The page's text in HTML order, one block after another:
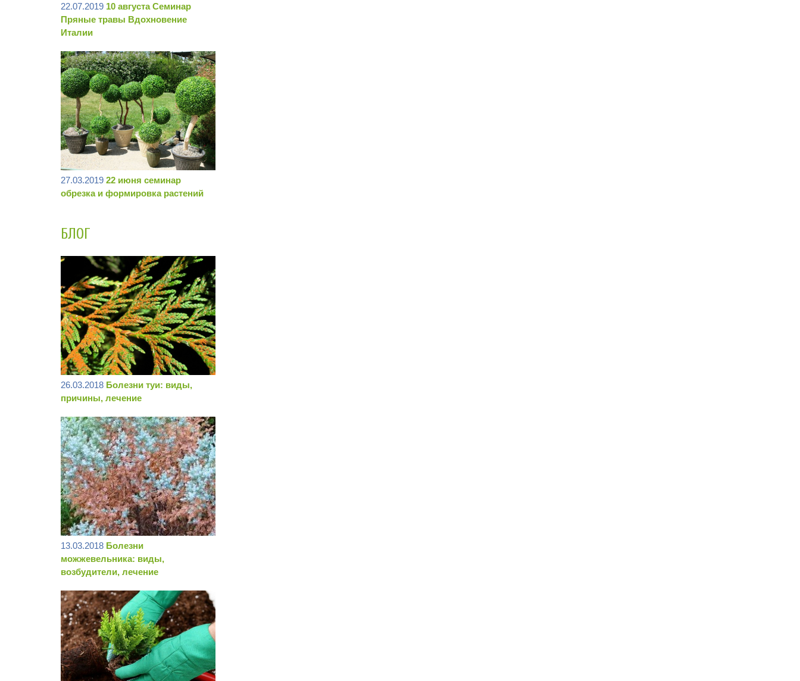
22.07.2019 10 августа Семинар
Пряные травы Вдохновение
Италии
27.03.2019 22 июня семинар
обрезка и формировка растений
БЛОГ
26.03.2018 Болезни туи: виды,
причины, лечение
13.03.2018 Болезни
можжевельника: виды,
возбудители, лечение